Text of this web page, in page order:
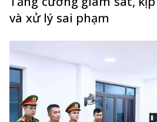
và xử lý sai phạm